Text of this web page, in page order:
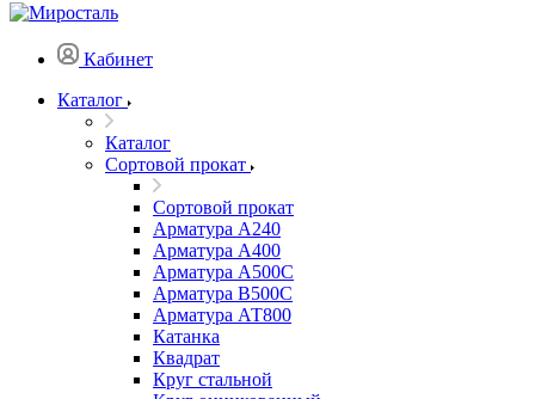
Кабинет
Каталог
Каталог
Сортовой прокат
Сортовой прокат
Арматура А240
Арматура А400
Арматура А500C
Арматура В500С
Арматура АТ800
Катанка
Квадрат
Круг стальной